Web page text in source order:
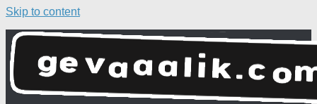
Skip to content